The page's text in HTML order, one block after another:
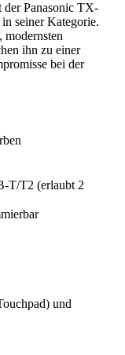
der Panasonic TX-
seiner Kategorie.
modernsten
ihn zu einer
bei der
T/T2 (erlaubt 2
und